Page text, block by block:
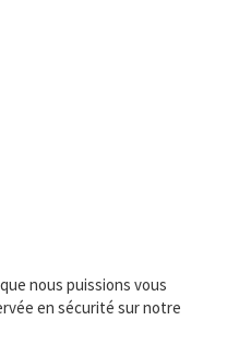
nous puissions vous
en sécurité sur notre